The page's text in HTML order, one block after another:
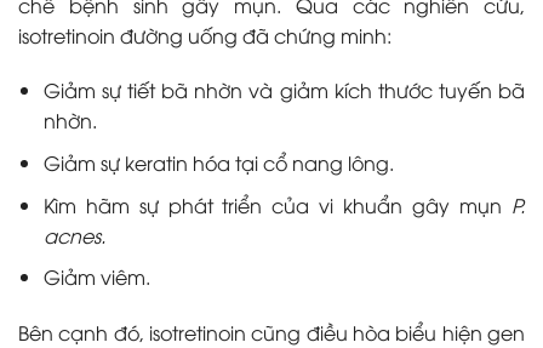
isotretinoin đường uống đã chứng minh:
Giảm sự tiết bã nhờn và giảm kích thước tuyến bã
nhờn.
Giảm sự keratin hóa tại cổ nang lông.
Kìm hãm sự phát triển của vi khuẩn gây mụn P.
acnes.
Giảm viêm.
Bên cạnh đó, isotretinoin cũng điều hòa biểu hiện gen